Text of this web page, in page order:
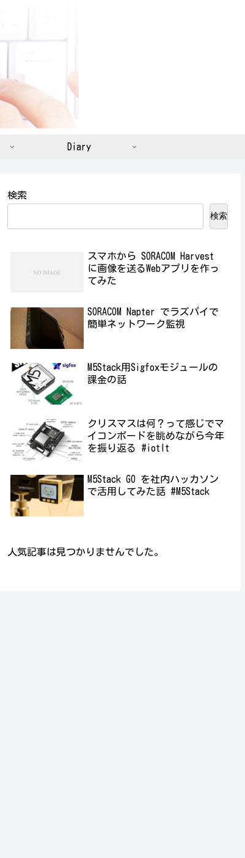
Diary
検索
検索
スマホから SORACOM Harvest
に画像を送るWebアプリを作っ
てみた
SORACOM Napter でラズパイで
簡単ネットワーク監視
M5Stack用Sigfoxモジュールの
課金の話
クリスマスは何？って感じでマ
イコンボードを眺めながら今年
を振り返る #iotlt
M5Stack GO を社内ハッカソン
で活用してみた話 #M5Stack
人気記事は見つかりませんでした。